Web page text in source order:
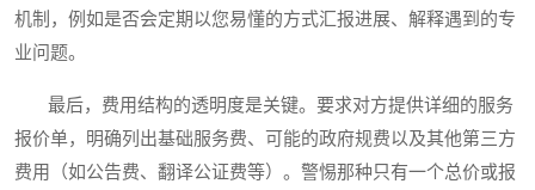
机制，例如是否会定期以您易懂的方式汇报进展、解释遇到的专
业问题。
最后，费用结构的透明度是关键。要求对方提供详细的服务
报价单，明确列出基础服务费、可能的政府规费以及其他第三方
费用（如公告费、翻译公证费等）。警惕那种只有一个总价或报